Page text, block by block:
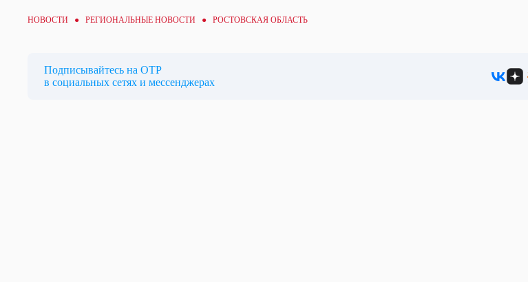
НОВОСТИ ● РЕГИОНАЛЬНЫЕ НОВОСТИ ● РОСТОВСКАЯ ОБЛАСТЬ
Подписывайтесь на ОТР
в социальных сетях и мессенджерах